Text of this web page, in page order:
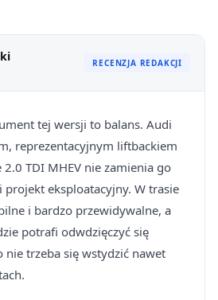
RECENZJA REDAKCJI
tej wersji to balans. Audi
reprezentacyjnym liftbackiem
TDI MHEV nie zamienia go
eksploatacyjny. W trasie
i bardzo przewidywalne, a
potrafi odwdzięczyć się
nie trzeba się wstydzić nawet